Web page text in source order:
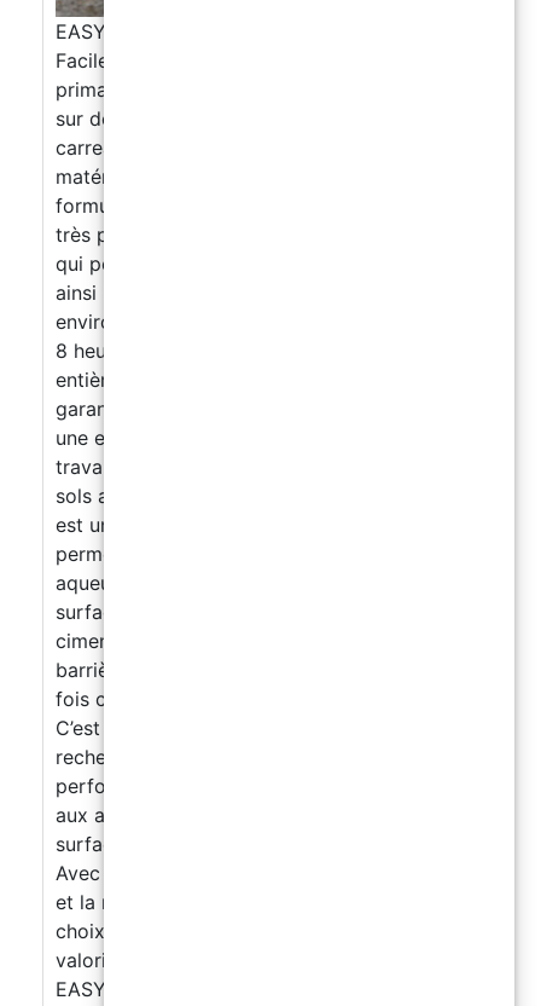
EASYFLOOR – Revêtement Universel à l’Eau
Facile à appliquer Application directe sans
primaire. Garantit une excellente adhérence
sur des surfaces telles que le ciment, les
carreaux, la céramique, le métal et des
matériaux similaires. Formule à base d’eau Sa
formule innovante à base d’eau, respirante et
très performante, crée une barrière protectrice
qui permet au support de respirer, prévenant
ainsi la formation d’humidité et assurant des
environnements plus sains et durables. Prêt en
8 heures Le produit sèche rapidement et est
entièrement prêt à l’emploi en 8 heures,
garantissant des délais de travail réduits et
une efficacité maximale dans l’achèvement des
travaux Redonnez vie à votre garage, cave et
sols abîmés sans démolitions ! EASY FLOOR
est un revêtement époxy bicomposant coloré,
perméable à la vapeur d’eau, en dispersion
aqueuse. Idéal pour la finition satinée de
surfaces en béton, carrelage, bois et supports
cimentaires avec humidité résiduelle et sans
barrière vapeur. Correctement dilué, il agit à la
fois comme primaire et finition protectrice.
C’est la solution idéale pour ceux qui
recherchent un revêtement époxy haute
performance, résistant et polyvalent, adapté
aux applications industrielles et civiles sur
surfaces humides et sans barrière vapeur.
Avec la possibilité de personnaliser la finition
et la résistance antidérapante, il constitue un
choix fiable pour la protection et la
valorisation des sols. POURQUOI CHOISIR
EASY FLOOR ? Prix imbattable ! Très facile à